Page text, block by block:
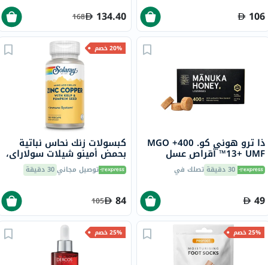
106
134.40
168
ذا ترو هوني كو. 400+ MGO
13+ UMF™ أقراص عسل
مانوكا 2.8 جرام 8 أقراص30 دقيقة تصلك في
49
20% خصم
كبسولات زنك نحاس نباتية
بحمض أمينو شيلات سولاراي،
100 كبسولة توصيل مجاني30 دقيقة
84
105
25% خصم 25% خصم